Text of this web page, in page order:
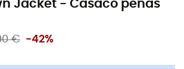
Jacket - Casaco penas
€ -42%